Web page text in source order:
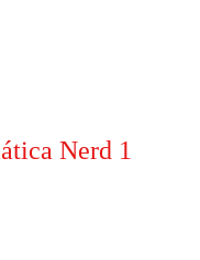
Nerd 1